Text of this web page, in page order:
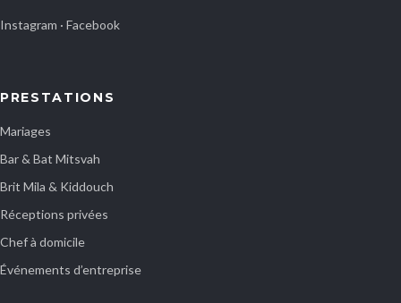
Instagram · Facebook
PRESTATIONS
Mariages
Bar & Bat Mitsvah
Brit Mila & Kiddouch
Réceptions privées
Chef à domicile
Événements d’entreprise